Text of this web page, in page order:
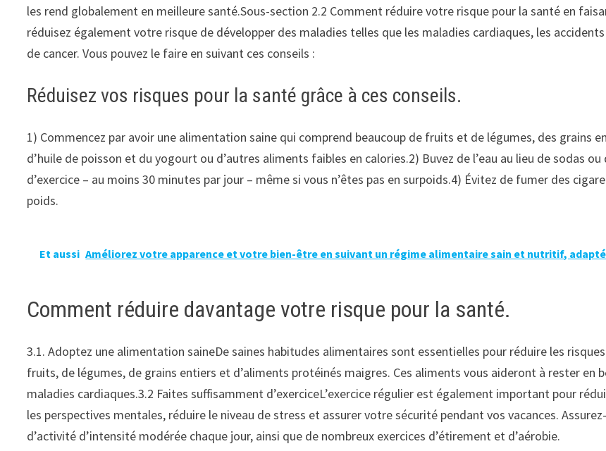
les rend globalement en meilleure santé.Sous-section 2.2 Comment réduire votre risque pour la santé en
réduisez également votre risque de développer des maladies telles que les maladies cardiaques, les
de cancer. Vous pouvez le faire en suivant ces conseils :
Réduisez vos risques pour la santé grâce à ces conseils.
1) Commencez par avoir une alimentation saine qui comprend beaucoup de fruits et de légumes, des grains
d’huile de poisson et du yogourt ou d’autres aliments faibles en calories.2) Buvez de l’eau au lieu de sodas
d’exercice – au moins 30 minutes par jour – même si vous n’êtes pas en surpoids.4) Évitez de fumer des
poids.
Et aussi Améliorez votre apparence et votre bien-être en suivant un régime alimentaire sain et nutritif,
Comment réduire davantage votre risque pour la santé.
3.1. Adoptez une alimentation saineDe saines habitudes alimentaires sont essentielles pour réduire les
fruits, de légumes, de grains entiers et d’aliments protéinés maigres. Ces aliments vous aideront à rester en
maladies cardiaques.3.2 Faites suffisamment d’exerciceL’exercice régulier est également important pour
les perspectives mentales, réduire le niveau de stress et assurer votre sécurité pendant vos vacances.
d’activité d’intensité modérée chaque jour, ainsi que de nombreux exercices d’étirement et d’aérobie.